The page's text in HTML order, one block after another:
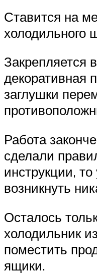
Ставится на
холодильного
Закрепляется
декоративная
заглушки
Работа
сделали
инструкции,
возникнуть
Осталось
холодильник
поместить
ящики.